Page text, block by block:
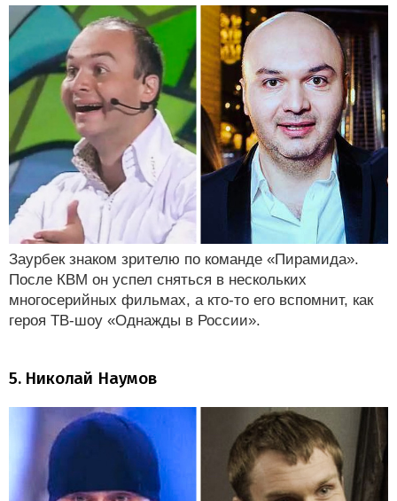
Заурбек знаком зрителю по команде «Пирамида».
После КВМ он успел сняться в нескольких
многосерийных фильмах, а кто-то его вспомнит, как
героя ТВ-шоу «Однажды в России».
5. Николай Наумов